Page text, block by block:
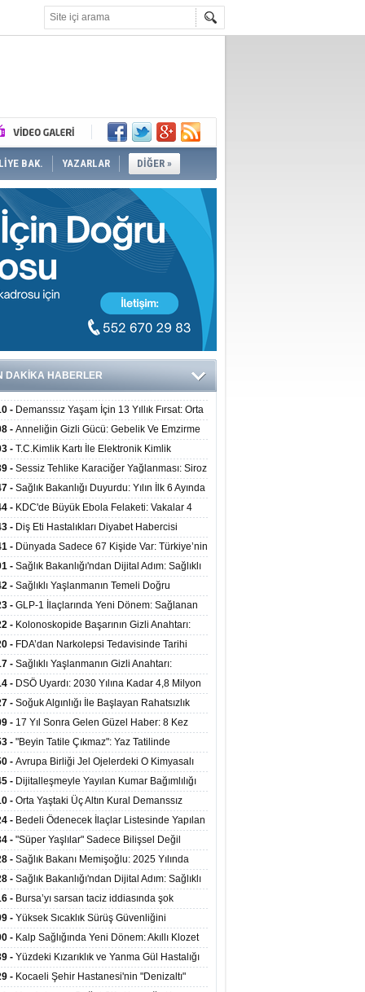
BAK. YAZARLAR DİĞER »
DAKİKA HABERLER
- Demanssız Yaşam İçin 13 Yıllık Fırsat: Orta
Yaşam Tarzı Beyin Sağlığını Belirliyor
- Anneliğin Gizli Gücü: Gebelik Ve Emzirme
Dayanıklılığı Artırabilir Mi?
- T.C.Kimlik Kartı İle Elektronik Kimlik
Yöntemi (Biyometrik Kimlik Doğrulama
07.08.2026
- Sessiz Tehlike Karaciğer Yağlanması: Siroz
Krizine Davetiye Çıkarıyor!
- Sağlık Bakanlığı Duyurdu: Yılın İlk 6 Ayında
Fazla Hasta Hiperbarik Oksijen Tedavisi
- KDC'de Büyük Ebola Felaketi: Vakalar 4
Virüste Mutasyon Şüphesi!
- Diş Eti Hastalıkları Diyabet Habercisi
Ağız Sağlığı Ve Şeker Arasındaki Çift Yönlü
- Dünyada Sadece 67 Kişide Var: Türkiye’nin
Sendromu Vakası Diyarbakır’da
Edildi
- Sağlık Bakanlığı'ndan Dijital Adım: Sağlıklı
Merkezlerinde Uzaktan Danışmanlık Dönemi
- Sağlıklı Yaşlanmanın Temeli Doğru
Geçiyor: İleri Yaşta Hangi Besin
İhtiyaç Duyuluyor?
- GLP-1 İlaçlarında Yeni Dönem: Sağlanan
Yalnızca Kilo Kaybıyla Sınırlı Değil
- Kolonoskopide Başarının Gizli Anahtarı:
Bağırsak Temizliği Poliplerin Gözden
Neden Oluyor
- FDA’dan Narkolepsi Tedavisinde Tarihi
Oreksin Sistemini Hedefleyen İlk İlaç
Sunuldu
- Sağlıklı Yaşlanmanın Gizli Anahtarı:
Kuvvet Antrenmanı Kas Ve Kemik Sağlığını
- DSÖ Uyardı: 2030 Yılına Kadar 4,8 Milyon
ve Ebe Açığı Oluşabilir
- Soğuk Algınlığı İle Başlayan Rahatsızlık
Yetmezliği Çıktı: 17 Yıl Sonra Nakille
Tutundu
- 17 Yıl Sonra Gelen Güzel Haber: 8 Kez
Hastaya 9'uncu Çağrıda Nakil Yapıldı
- "Beyin Tatile Çıkmaz": Yaz Tatilinde
Yüzde 39'u Unutulabiliyor
- Avrupa Birliği Jel Ojelerdeki O Kimyasalı
Kısırlık ve Alerji Riski Uyarısı
- Dijitalleşmeyle Yayılan Kumar Bağımlılığı
ve Aileyi Yıkıma Uğratıyor
- Orta Yaştaki Üç Altın Kural Demanssız
13 Yıl Uzatabiliyor
- Bedeli Ödenecek İlaçlar Listesinde Yapılan
Hakkında Duyuru 2026/30
- "Süper Yaşlılar" Sadece Bilişsel Değil
Olarak da Daha Sağlıklı Yaşıyor
- Sağlık Bakanı Memişoğlu: 2025 Yılında
Aşkın Kişiye Emzirme Eğitimi Verildi
- Sağlık Bakanlığı'ndan Dijital Adım: Sağlıklı
Merkezlerinde Uzaktan Sağlık Hizmeti
- Bursa’yı sarsan taciz iddiasında şok
- Yüksek Sıcaklık Sürüş Güvenliğini
40 Derecede Güvenli Sürüş Süresi 53
İniyor
- Kalp Sağlığında Yeni Dönem: Akıllı Klozet
30 Saniyede Ritim Bozukluğunu Tespit
- Yüzdeki Kızarıklık ve Yanma Gül Hastalığı
Belirtisi Olabilir
- Kocaeli Şehir Hastanesi'nin "Denizaltı"